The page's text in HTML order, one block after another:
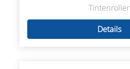
Tintenroller
Details